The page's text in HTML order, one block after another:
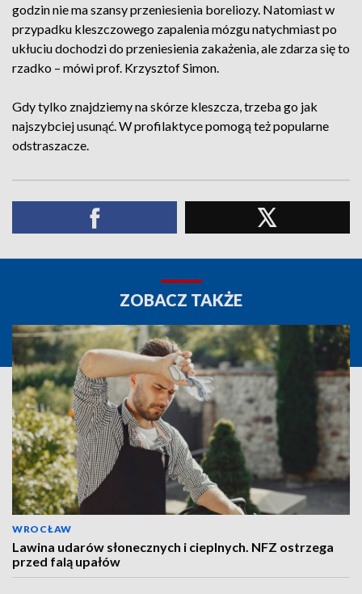
godzin nie ma szansy przeniesienia boreliozy. Natomiast w
przypadku kleszczowego zapalenia mózgu natychmiast po
ukłuciu dochodzi do przeniesienia zakażenia, ale zdarza się to
rzadko – mówi prof. Krzysztof Simon.
Gdy tylko znajdziemy na skórze kleszcza, trzeba go jak
najszybciej usunąć. W profilaktyce pomogą też popularne
odstraszacze.
ZOBACZ TAKŻE
WROCŁAW
Lawina udarów słonecznych i cieplnych. NFZ ostrzega
przed falą upałów